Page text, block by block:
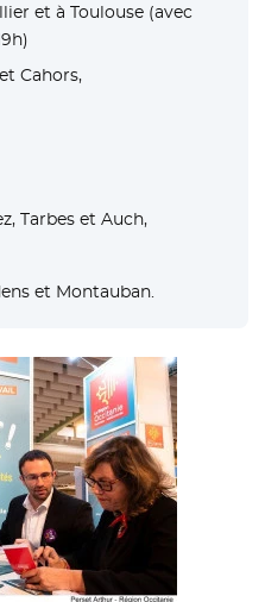
et à Toulouse (avec
Cahors,
Tarbes et Auch,
et Montauban.